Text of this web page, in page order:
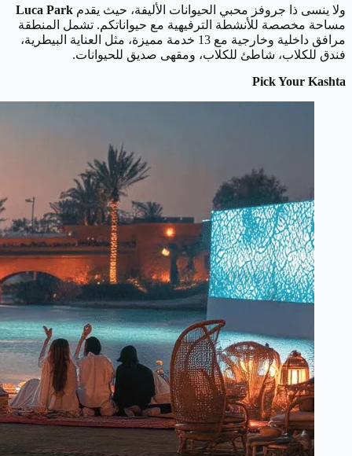
ولا ينسى ذا جروفز محبي الحيوانات الأليفة، حيث يقدم Luca Park
مساحة مخصصة للأنشطة الترفيهية مع حيواناتكم. تشمل المنطقة
مرافق داخلية وخارجية مع 13 خدمة مميزة، مثل العناية البيطرية،
فندق للكلاب، شاطئ للكلاب، ومقهى صديق للحيوانات.
Pick Your Kashta